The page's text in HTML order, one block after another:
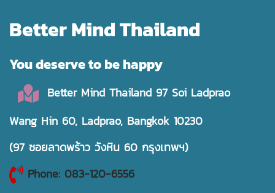
Better Mind Thailand
You deserve to be happy
Better Mind Thailand 97 Soi Ladprao
Wang Hin 60, Ladprao, Bangkok 10230
(97 ซอยลาดพร้าว วังหิน 60 กรุงเทพฯ)
Phone: 083-120-6556